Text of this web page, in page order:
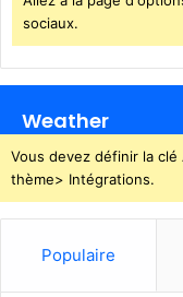
m
P
a
l
G
b
o
sociaux.
Weather
Vous devez définir la
thème> Intégrations.
Populaire